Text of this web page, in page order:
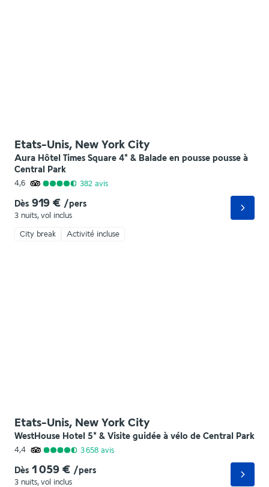
Etats-Unis, New York City
Aura Hôtel Times Square 4* & Balade en pousse pousse à
Central Park
4,6 382 avis
Dès 919 € /pers
3 nuits, vol inclus
City break Activité incluse
Etats-Unis, New York City
WestHouse Hotel 5* & Visite guidée à vélo de Central Park
4,4 3 658 avis
Dès 1 059 € /pers
3 nuits, vol inclus